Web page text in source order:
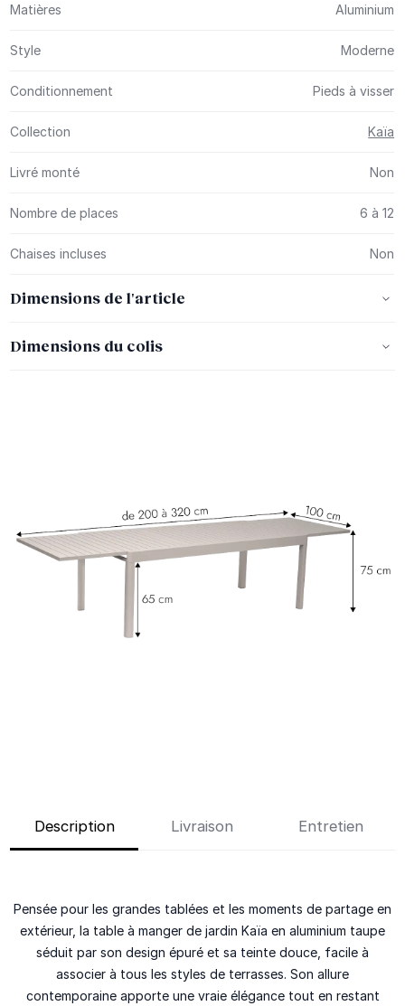
Matières Aluminium
Style Moderne
Conditionnement Pieds à visser
Collection Kaïa
Livré monté Non
Nombre de places 6 à 12
Chaises incluses Non
Dimensions de l'article
Dimensions du colis
Description Livraison Entretien
Pensée pour les grandes tablées et les moments de partage en
extérieur, la table à manger de jardin Kaïa en aluminium taupe
séduit par son design épuré et sa teinte douce, facile à
associer à tous les styles de terrasses. Son allure
contemporaine apporte une vraie élégance tout en restant